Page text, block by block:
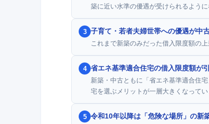
築に近い水準の優遇が受けられるように
3 子育て・若者夫婦世帯への優遇が中
これまで新築のみだった借入限度額の
4 省エネ基準適合住宅の借入限度額が
新築・中古ともに「省エネ基準適合住
宅を選ぶメリットが一層大きくなってい
5 令和10年以降は「危険な場所」の新